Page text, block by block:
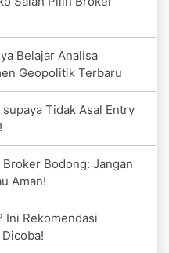
Belajar Analisa
Geopolitik Terbaru
Tidak Asal Entry
Bodong: Jangan
Aman!
Ini Rekomendasi